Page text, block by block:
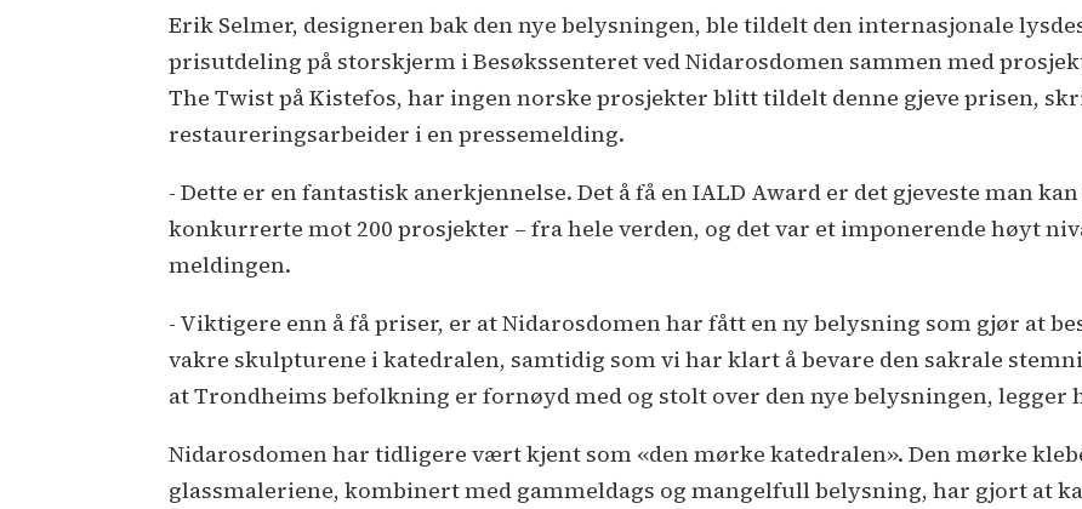
Erik Selmer, designeren bak den nye belysningen, ble tildelt den internasjonale
prisutdeling på storskjerm i Besøkssenteret ved Nidarosdomen sammen med
The Twist på Kistefos, har ingen norske prosjekter blitt tildelt denne gjeve prisen,
restaureringsarbeider i en pressemelding.
- Dette er en fantastisk anerkjennelse. Det å få en IALD Award er det gjeveste man
konkurrerte mot 200 prosjekter – fra hele verden, og det var et imponerende høyt
meldingen.
- Viktigere enn å få priser, er at Nidarosdomen har fått en ny belysning som gjør at
vakre skulpturene i katedralen, samtidig som vi har klart å bevare den sakrale
at Trondheims befolkning er fornøyd med og stolt over den nye belysningen, legger
Nidarosdomen har tidligere vært kjent som «den mørke katedralen». Den mørke
glassmaleriene, kombinert med gammeldags og mangelfull belysning, har gjort at